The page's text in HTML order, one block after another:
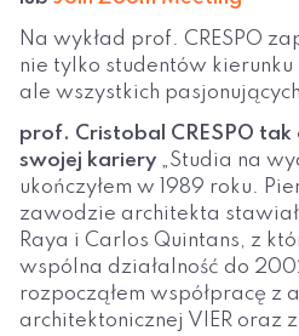
Na wykład prof. CRESPO
nie tylko studentów
ale wszystkich
prof. Cristobal CRESPO
swojej kariery „Studia na
ukończyłem w 1989 roku.
zawodzie architekta
Raya i Carlos Quintans, z
wspólna działalność do
rozpocząłem współpracę z
architektonicznej VIER oraz